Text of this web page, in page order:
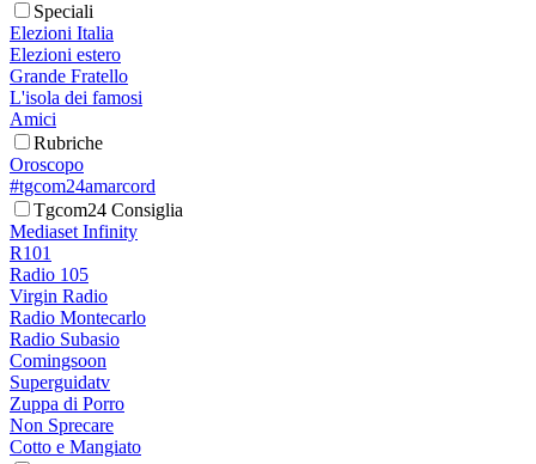
Speciali
Elezioni Italia
Elezioni estero
Grande Fratello
L'isola dei famosi
Amici
Rubriche
Oroscopo
#tgcom24amarcord
Tgcom24 Consiglia
Mediaset Infinity
R101
Radio 105
Virgin Radio
Radio Montecarlo
Radio Subasio
Comingsoon
Superguidatv
Zuppa di Porro
Non Sprecare
Cotto e Mangiato